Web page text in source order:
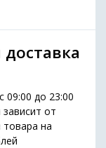
доставка
09:00 до 23:00
от
на